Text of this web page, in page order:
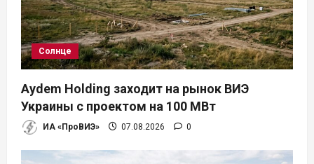
з
а
п
и
с
Солнце
Aydem Holding заходит на рынок ВИЭ
Украины с проектом на 100 МВт
ИА «ПроВИЭ» 07.08.2026 0